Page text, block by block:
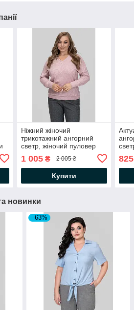
Ніжний жіночий
трикотажний ангорний
светр, жіночий пуловер
1 005₴ 2 005 ₴
Купити
825
новинки
–63%